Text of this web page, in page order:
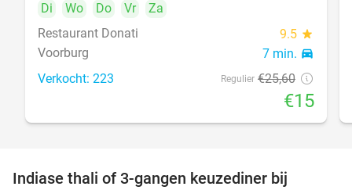
food
Di Wo Do Vr
Za
Restaurant Donati
9.5 star
Voorburg 7 min. directions_car
Verkocht: 223 Regulier €25,60
€15
Indiase thali of 3-gangen keuzediner bij